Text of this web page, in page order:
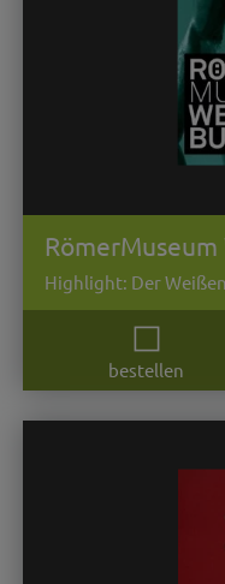
Highlight: Der
bestellen